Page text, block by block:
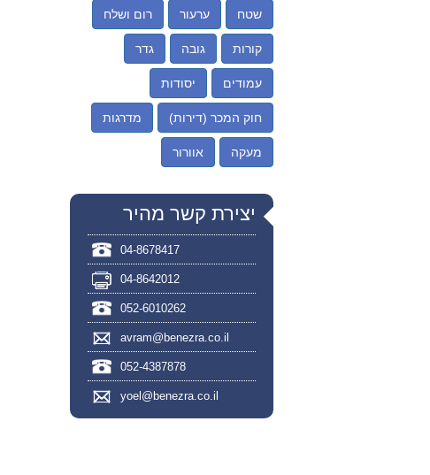
שטח ערעור רום ושלח
קורות גובה גדר
עמודים יסודות
חוק המכר (דירות) מדרגות
מעקה אוורור
יצירת קשר מהיר
04-8678417
04-8642012
052-6010262
avram@benezra.co.il
052-4387878
yoel@benezra.co.il